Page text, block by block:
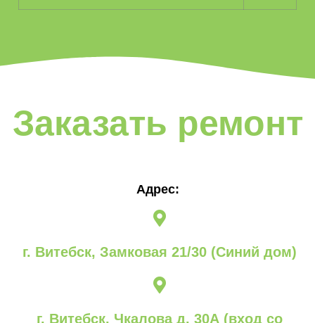
Заказать ремонт
Адрес:
г. Витебск, Замковая 21/30 (Синий дом)
г. Витебск, Чкалова д. 30А (вход со